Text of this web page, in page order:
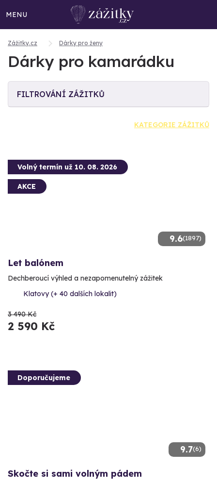
MENU
Zážitky.cz Dárky pro ženy
Dárky pro kamarádku
FILTROVÁNÍ ZÁŽITKŮ
KATEGORIE ZÁŽITKŮ
9.6(1897)
Volný termín už 10. 08. 2026
AKCE
Let balónem
Dechberoucí výhled a nezapomenutelný zážitek
Klatovy (+ 40 dalších lokalit)
3 490 Kč
2 590 Kč
9.7(6)
Doporučujeme
Skočte si sami volným pádem